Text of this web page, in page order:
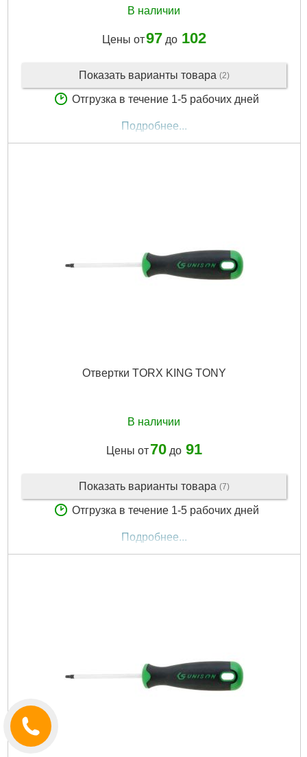
В наличии
Цены от97 до 102
Показать варианты товара (2)
Отгрузка в течение 1-5 рабочих дней
Подробнее...
Отвертки TORX KING TONY
В наличии
Цены от 70до 91
Показать варианты товара (7)
Отгрузка в течение 1-5 рабочих дней
Подробнее...